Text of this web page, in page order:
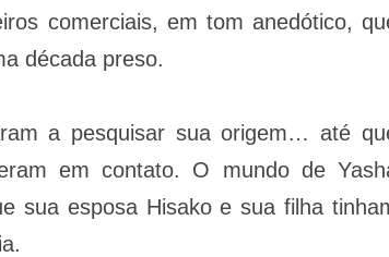
comerciais, em tom anedótico,
década preso.
a pesquisar sua origem… até
em contato. O mundo de
sua esposa Hisako e sua filha